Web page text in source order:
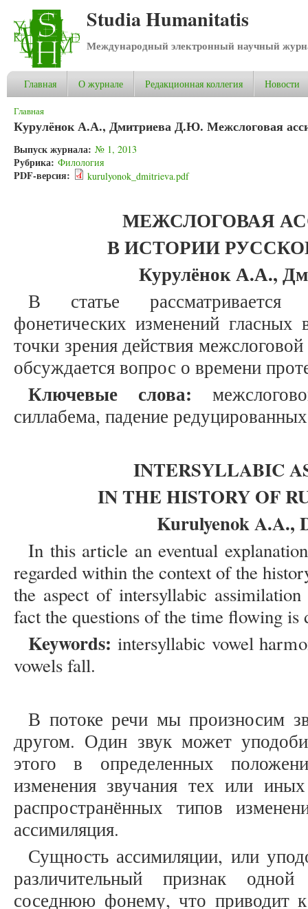
Studia Humanitatis
Международный электронный научный
Главная О журнале Редакционная коллегия Новости
Вы здесь
Главная
Курулёнок А.А., Дмитриева Д.Ю. Межслоговая
Выпуск журнала: № 1, 2013
Рубрика: Филология
PDF-версия: kurulyonok_dmitrieva.pdf
МЕЖСЛОГОВАЯ
В ИСТОРИИ
Курулёнок А.А.,
В статье рассматривается
фонетических изменений гласных
точки зрения действия
обсуждается вопрос о времени
Ключевые слова:
силлабема, падение
INTERSYLLABIC
IN THE HISTORY OF
Kurulyenok A.A.,
In this article an eventual
regarded within the context of the
the aspect of intersyllabic
fact the questions of the time flowing is
Keywords: intersyllabic vowel
vowels fall.
В потоке речи мы произносим
другом. Один звук может
этого в определенных
изменения звучания тех или
распространённых типов
ассимиляция.
Сущность ассимиляции, или
различительный признак
соседнюю фонему, что приводит